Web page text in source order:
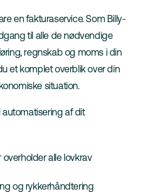
en fakturaservice. Som Billy-
til alle de nødvendige
regnskab og moms i din
et komplet overblik over din
situation.
automatisering af dit
alle lovkrav
og rykkerhåndtering